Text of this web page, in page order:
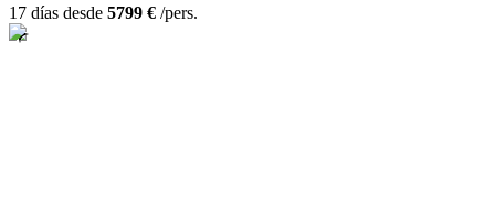
17 días desde 5799 € /pers.